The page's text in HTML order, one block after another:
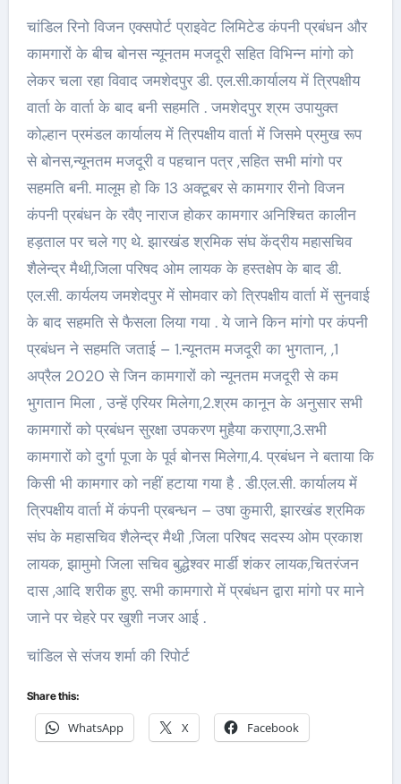
चांडिल रिनो विजन एक्सपोर्ट प्राइवेट लिमिटेड कंपनी प्रबंधन और
कामगारों के बीच बोनस न्यूनतम मजदूरी सहित विभिन्न मांगो को
लेकर चला रहा विवाद जमशेदपुर डी. एल.सी.कार्यालय में त्रिपक्षीय
वार्ता के वार्ता के बाद बनी सहमति . जमशेदपुर श्रम उपायुक्त
कोल्हान प्रमंडल कार्यालय में त्रिपक्षीय वार्ता में जिसमे प्रमुख रूप
से बोनस,न्यूनतम मजदूरी व पहचान पत्र ,सहित सभी मांगो पर
सहमति बनी. मालूम हो कि 13 अक्टूबर से कामगार रीनो विजन
कंपनी प्रबंधन के रवैए नाराज होकर कामगार अनिश्चित कालीन
हड़ताल पर चले गए थे. झारखंड श्रमिक संघ केंद्रीय महासचिव
शैलेन्द्र मैथी,जिला परिषद ओम लायक के हस्तक्षेप के बाद डी.
एल.सी. कार्यलय जमशेदपुर में सोमवार को त्रिपक्षीय वार्ता में सुनवाई
के बाद सहमति से फैसला लिया गया . ये जाने किन मांगो पर कंपनी
प्रबंधन ने सहमति जताई – 1.न्यूनतम मजदूरी का भुगतान, ,1
अप्रैल 2020 से जिन कामगारों को न्यूनतम मजदूरी से कम
भुगतान मिला , उन्हें एरियर मिलेगा,2.श्रम कानून के अनुसार सभी
कामगारों को प्रबंधन सुरक्षा उपकरण मुहैया कराएगा,3.सभी
कामगारों को दुर्गा पूजा के पूर्व बोनस मिलेगा,4. प्रबंधन ने बताया कि
किसी भी कामगार को नहीं हटाया गया है . डी.एल.सी. कार्यालय में
त्रिपक्षीय वार्ता में कंपनी प्रबन्धन – उषा कुमारी, झारखंड श्रमिक
संघ के महासचिव शैलेन्द्र मैथी ,जिला परिषद सदस्य ओम प्रकाश
लायक, झामुमो जिला सचिव बुद्धेश्वर मार्डी शंकर लायक,चितरंजन
दास ,आदि शरीक हुए. सभी कामगारो में प्रबंधन द्वारा मांगो पर माने
जाने पर चेहरे पर खुशी नजर आई .
चांडिल से संजय शर्मा की रिपोर्ट
Share this:
WhatsApp X Facebook